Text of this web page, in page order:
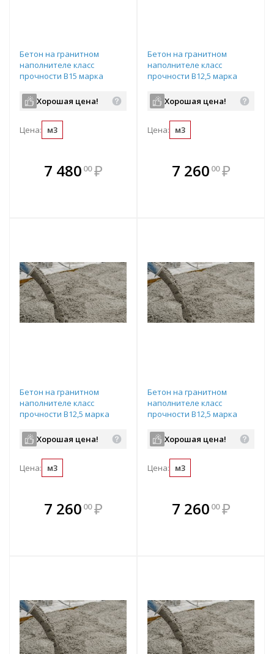
Бетон на гранитном
наполнителе класс
прочности B15 марка
подвижность П3
водопроницаемость W4 с
ПМД до -5 градусов
Хорошая цена!
Цена: м3
7 480 00 ₽
В комплекте
всегда выгоднее!
Бетон на гранитном
наполнителе класс
прочности B12,5 марка
подвижность П3
водопроницаемость W4 с
ПМД до -15 градусов
Хорошая цена!
Цена: м3
В комплекте
всегда выгоднее!
7 260 00 ₽
Бетон на гранитном
наполнителе класс
прочности B12,5 марка
подвижность П3
водопроницаемость W4 с
ПМД до -10 градусов
Хорошая цена!
Цена: м3
7 260 00 ₽
В комплекте
всегда выгоднее!
Бетон на гранитном
наполнителе класс
прочности B12,5 марка
подвижность П3
водопроницаемость W4 с
ПМД до -5 градусов
Хорошая цена!
Цена: м3
В комплекте
всегда выгоднее!
7 260 00 ₽